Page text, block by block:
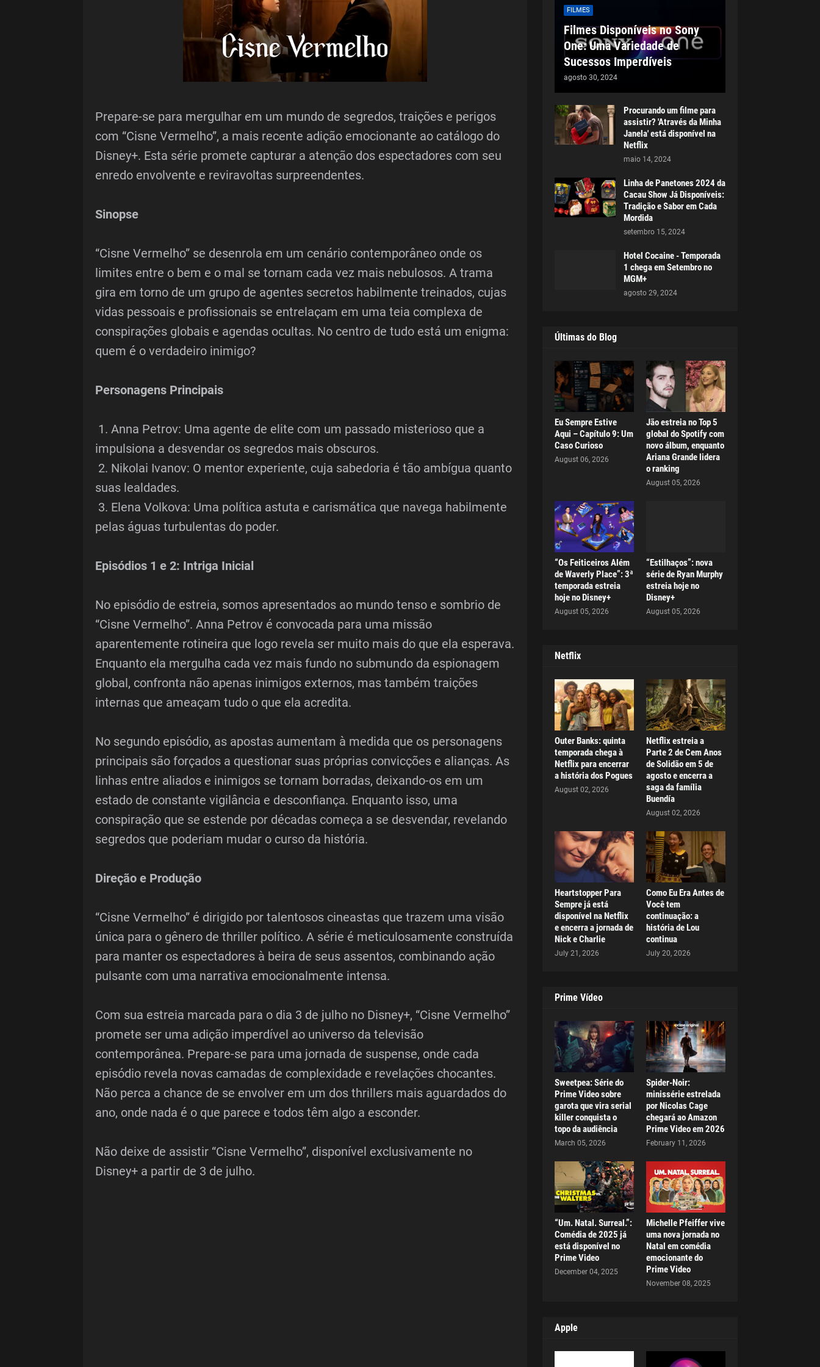
Prepare-se para mergulhar em um mundo de segredos, traições e perigos
com “Cisne Vermelho”, a mais recente adição emocionante ao catálogo do
Disney+. Esta série promete capturar a atenção dos espectadores com seu
enredo envolvente e reviravoltas surpreendentes.
Sinopse
“Cisne Vermelho” se desenrola em um cenário contemporâneo onde os
limites entre o bem e o mal se tornam cada vez mais nebulosos. A trama
gira em torno de um grupo de agentes secretos habilmente treinados, cujas
vidas pessoais e profissionais se entrelaçam em uma teia complexa de
conspirações globais e agendas ocultas. No centro de tudo está um enigma:
quem é o verdadeiro inimigo?
Personagens Principais
1. Anna Petrov: Uma agente de elite com um passado misterioso que a
impulsiona a desvendar os segredos mais obscuros.
2. Nikolai Ivanov: O mentor experiente, cuja sabedoria é tão ambígua quanto
suas lealdades.
3. Elena Volkova: Uma política astuta e carismática que navega habilmente
pelas águas turbulentas do poder.
Episódios 1 e 2: Intriga Inicial
No episódio de estreia, somos apresentados ao mundo tenso e sombrio de
“Cisne Vermelho”. Anna Petrov é convocada para uma missão
aparentemente rotineira que logo revela ser muito mais do que ela esperava.
Enquanto ela mergulha cada vez mais fundo no submundo da espionagem
global, confronta não apenas inimigos externos, mas também traições
internas que ameaçam tudo o que ela acredita.
No segundo episódio, as apostas aumentam à medida que os personagens
principais são forçados a questionar suas próprias convicções e alianças. As
linhas entre aliados e inimigos se tornam borradas, deixando-os em um
estado de constante vigilância e desconfiança. Enquanto isso, uma
conspiração que se estende por décadas começa a se desvendar, revelando
segredos que poderiam mudar o curso da história.
Direção e Produção
“Cisne Vermelho” é dirigido por talentosos cineastas que trazem uma visão
única para o gênero de thriller político. A série é meticulosamente construída
para manter os espectadores à beira de seus assentos, combinando ação
pulsante com uma narrativa emocionalmente intensa.
Com sua estreia marcada para o dia 3 de julho no Disney+, “Cisne Vermelho”
promete ser uma adição imperdível ao universo da televisão
contemporânea. Prepare-se para uma jornada de suspense, onde cada
episódio revela novas camadas de complexidade e revelações chocantes.
Não perca a chance de se envolver em um dos thrillers mais aguardados do
ano, onde nada é o que parece e todos têm algo a esconder.
Não deixe de assistir “Cisne Vermelho”, disponível exclusivamente no
Disney+ a partir de 3 de julho.
FILMES
Filmes Disponíveis no Sony
One: Uma Variedade de
Sucessos Imperdíveis
agosto 30, 2024
Procurando um filme para
assistir? 'Através da Minha
Janela' está disponível na
Netflix
maio 14, 2024
Linha de Panetones 2024 da
Cacau Show Já Disponíveis:
Tradição e Sabor em Cada
Mordida
setembro 15, 2024
Hotel Cocaine - Temporada
1 chega em Setembro no
MGM+
agosto 29, 2024
Últimas do Blog
Eu Sempre Estive
Aqui – Capítulo 9: Um
Caso Curioso
August 06, 2026
Jão estreia no Top 5
global do Spotify com
novo álbum, enquanto
Ariana Grande lidera
o ranking
August 05, 2026
“Os Feiticeiros Além
de Waverly Place”: 3ª
temporada estreia
hoje no Disney+
August 05, 2026
“Estilhaços”: nova
série de Ryan Murphy
estreia hoje no
Disney+
August 05, 2026
Netflix
Outer Banks: quinta
temporada chega à
Netflix para encerrar
a história dos Pogues
August 02, 2026
Netflix estreia a
Parte 2 de Cem Anos
de Solidão em 5 de
agosto e encerra a
saga da família
Buendía
August 02, 2026
Heartstopper Para
Sempre já está
disponível na Netflix
e encerra a jornada de
Nick e Charlie
July 21, 2026
Como Eu Era Antes de
Você tem
continuação: a
história de Lou
continua
July 20, 2026
Prime Vídeo
Sweetpea: Série do
Prime Video sobre
garota que vira serial
killer conquista o
topo da audiência
March 05, 2026
Spider-Noir:
minissérie estrelada
por Nicolas Cage
chegará ao Amazon
Prime Video em 2026
February 11, 2026
“Um. Natal. Surreal.”:
Comédia de 2025 já
está disponível no
Prime Video
December 04, 2025
Michelle Pfeiffer vive
uma nova jornada no
Natal em comédia
emocionante do
Prime Video
November 08, 2025
Apple